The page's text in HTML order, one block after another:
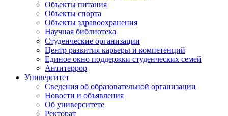
Объекты питания
Объекты спорта
Объекты здравоохранения
Научная библиотека
Студенческие организации
Центр развития карьеры и компетенций
Единое окно поддержки студенческих семей
Антитеррор
Университет
Сведения об образовательной организации
Новости и объявления
Об университете
Ректорат